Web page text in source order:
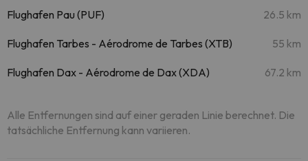
Flughafen Pau (PUF) 26.5 km
Flughafen Tarbes - Aérodrome de Tarbes (XTB) 55 km
Flughafen Dax - Aérodrome de Dax (XDA) 67.2 km
Alle Entfernungen sind auf einer geraden Linie berechnet. Die
tatsächliche Entfernung kann variieren.